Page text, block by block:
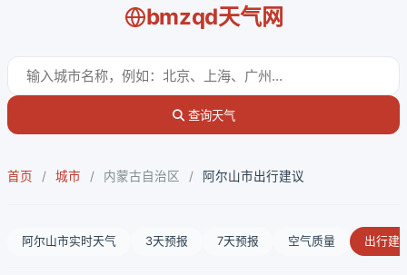
bmzqd天气网
查询天气
首页 / 城市 / 内蒙古自治区 / 阿尔山市出行建议
阿尔山市实时天气 3天预报 7天预报 空气质量 出行建